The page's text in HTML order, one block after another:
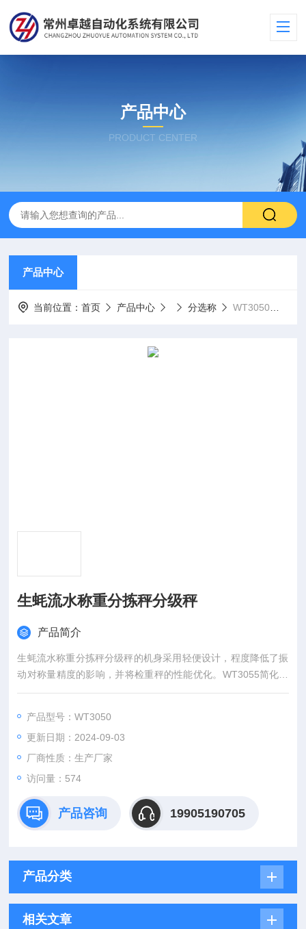
产品中心
PRODUCT CENTER
产品中心
当前位置：首页 产品中心 分选称 WT3050生蚝流水称重分拣秤分级秤
生蚝流水称重分拣秤分级秤
产品简介
生蚝流水称重分拣秤分级秤的机身采用轻便设计，程度降低了振
动对称量精度的影响，并将检重秤的性能优化。WT3055简化设
计，将活动部件的数量减到低，这样做不仅可以减少振动，还可
产品型号：WT3050
更新日期：2024-09-03
厂商性质：生产厂家
访问量：574
产品咨询 19905190705
产品分类
相关文章